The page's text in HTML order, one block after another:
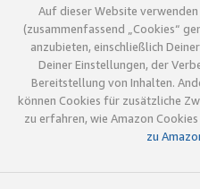
Auf dieser Website
(zusammenfassend „Cookies“
anzubieten, einschließlich
Deiner Einstellungen, der
Bereitstellung von Inhalten.
können Cookies für zusätzliche
zu erfahren, wie Amazon
zu